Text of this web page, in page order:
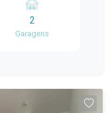
a poucos
como
e escolas. A
para receber
2
Garagens